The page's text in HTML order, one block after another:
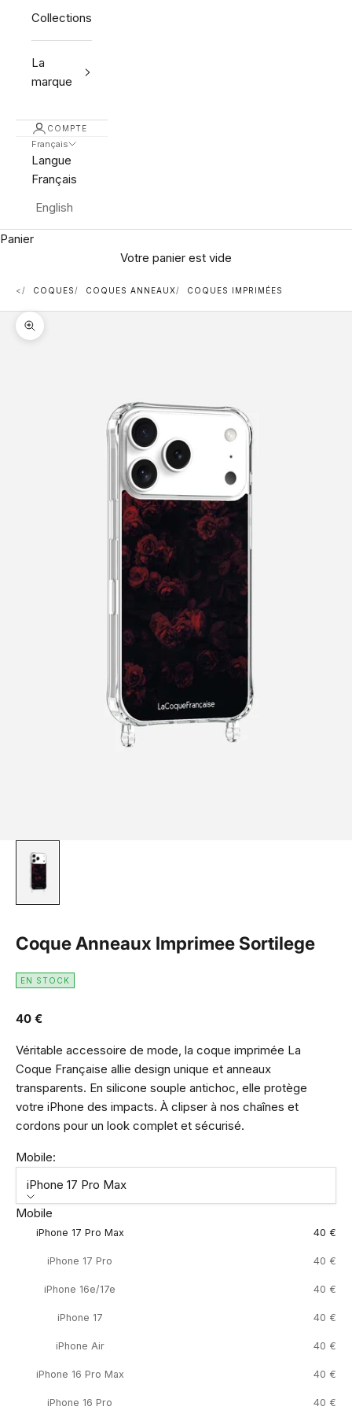
Collections
La
marque
COMPTE
Français
Langue
Français
English
Panier
Votre panier est vide
< COQUES COQUES ANNEAUX COQUES IMPRIMÉES
Zoomer sur l'image
Coque Anneaux Imprimee Sortilege
EN STOCK
Prix de vente
40 €
Véritable accessoire de mode, la coque imprimée La
Coque Française allie design unique et anneaux
transparents. En silicone souple antichoc, elle protège
votre iPhone des impacts. À clipser à nos chaînes et
cordons pour un look complet et sécurisé.
Mobile:
iPhone 17 Pro Max
Mobile
iPhone 17 Pro Max 40 €
iPhone 17 Pro 40 €
iPhone 16e/17e 40 €
iPhone 17 40 €
iPhone Air 40 €
iPhone 16 Pro Max 40 €
iPhone 16 Pro 40 €